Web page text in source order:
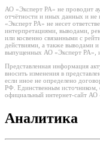
АО «Эксперт РА» не проводит
отчётности и иных данных и не
«Эксперт РА» не несет
интерпретациями, выводами,
или косвенно связанными с
действиями, а также выводами
выпущенных АО «Эксперт РА»,
Представленная информация
вносить изменения в
если иное не определено
РФ. Единственным источником,
официальный интернет-сайт АО
Аналитика